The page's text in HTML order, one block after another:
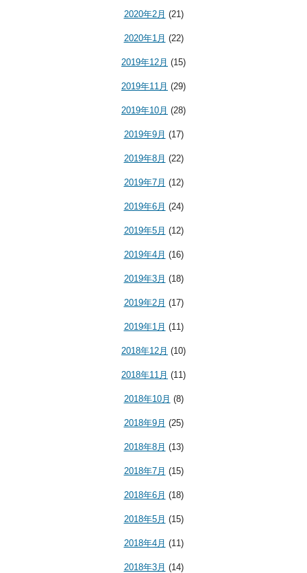
2020年2月 (21)
2020年1月 (22)
2019年12月 (15)
2019年11月 (29)
2019年10月 (28)
2019年9月 (17)
2019年8月 (22)
2019年7月 (12)
2019年6月 (24)
2019年5月 (12)
2019年4月 (16)
2019年3月 (18)
2019年2月 (17)
2019年1月 (11)
2018年12月 (10)
2018年11月 (11)
2018年10月 (8)
2018年9月 (25)
2018年8月 (13)
2018年7月 (15)
2018年6月 (18)
2018年5月 (15)
2018年4月 (11)
2018年3月 (14)